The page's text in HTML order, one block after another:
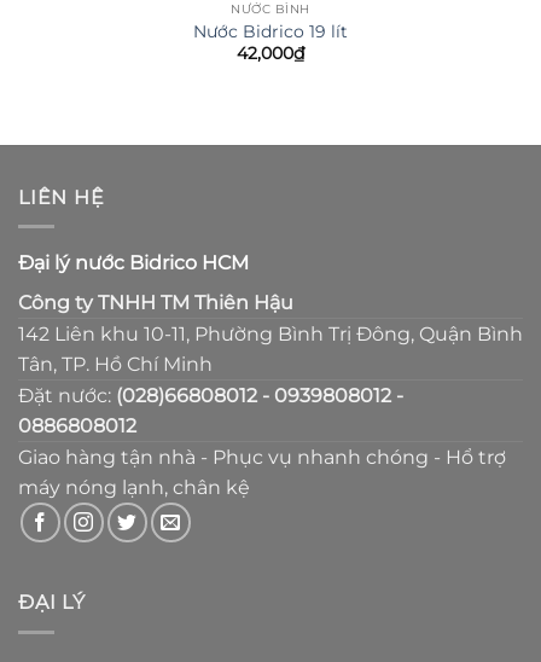
NƯỚC BÌNH
Nước Bidrico 19 lít
42,000₫
LIÊN HỆ
Đại lý nước Bidrico HCM
Công ty TNHH TM Thiên Hậu
142 Liên khu 10-11, Phường Bình Trị Đông, Quận Bình
Tân, TP. Hồ Chí Minh
Đặt nước: (028)66808012 - 0939808012 -
0886808012
Giao hàng tận nhà - Phục vụ nhanh chóng - Hổ trợ
máy nóng lạnh, chân kệ
ĐẠI LÝ